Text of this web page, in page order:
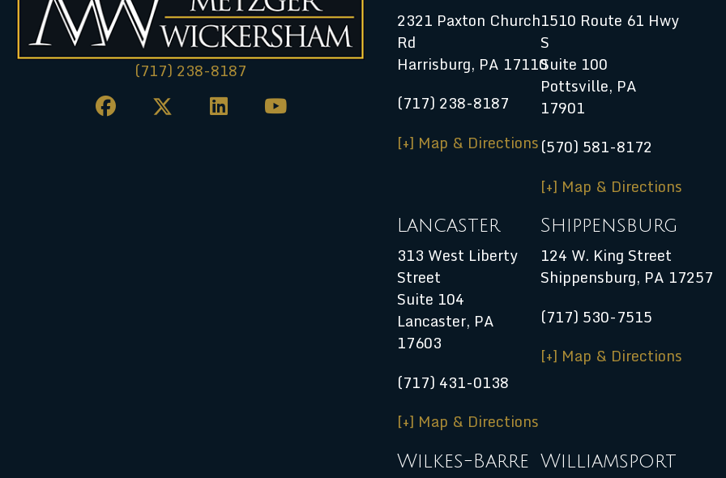
(717) 238-8187
2321 Paxton Church
Rd
Harrisburg, PA 17110
(717) 238-8187
[+] Map & Directions
1510 Route 61 Hwy
S
Suite 100
Pottsville, PA
17901
(570) 581-8172
[+] Map & Directions
Lancaster
313 West Liberty
Street
Suite 104
Lancaster, PA
17603
(717) 431-0138
[+] Map & Directions
Shippensburg
124 W. King Street
Shippensburg, PA 17257
(717) 530-7515
[+] Map & Directions
Wilkes-Barre Williamsport